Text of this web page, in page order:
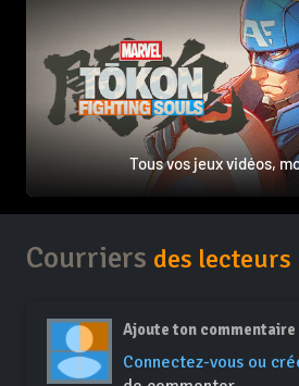
Tous vos jeux vidéos,
Courriers des lecteurs
Ajoute ton commentaire
Connectez-vous ou